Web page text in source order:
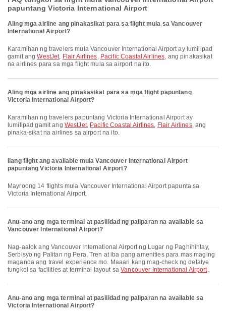
papuntang Victoria International Airport
Aling mga airline ang pinakasikat para sa flight mula sa Vancouver
International Airport?
Karamihan ng travelers mula Vancouver International Airport ay lumilipad
gamit angWestJet, Flair Airlines, Pacific Coastal Airlines, ang pinakasikat
na airlines para sa mga flight mula sa airport na ito.
Aling mga airline ang pinakasikat para sa mga flight papuntang
Victoria International Airport?
Karamihan ng travelers papuntang Victoria International Airport ay
lumilipad gamit ang WestJet, Pacific Coastal Airlines, Flair Airlines, ang
pinaka-sikat na airlines sa airport na ito.
Ilang flight ang available mula Vancouver International Airport
papuntang Victoria International Airport?
Mayroong 14 flights mula Vancouver International Airport papunta sa
Victoria International Airport.
Anu-ano ang mga terminal at pasilidad ng paliparan na available sa
Vancouver International Airport?
Nag-aalok ang Vancouver International Airport ng Lugar ng Paghihintay,
Serbisyo ng Palitan ng Pera, Tren at iba pang amenities para mas maging
maganda ang travel experience mo. Maaari kang mag-check ng detalye
tungkol sa facilities at terminal layout saVancouver International Airport.
Anu-ano ang mga terminal at pasilidad ng paliparan na available sa
Victoria International Airport?